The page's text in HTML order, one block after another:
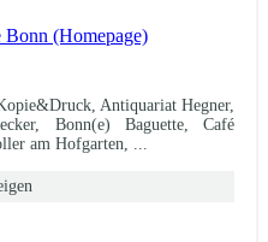
Bonn (Homepage)
Antiquariat Hegner,
Bonn(e) Baguette, Café
am Hofgarten, ...